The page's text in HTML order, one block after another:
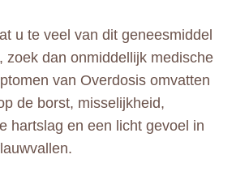
u te veel van dit geneesmiddel
zoek dan onmiddellijk medische
van Overdosis omvatten
de borst, misselijkheid,
hartslag en een licht gevoel in